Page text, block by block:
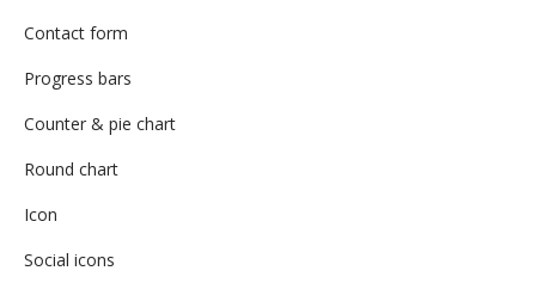
Contact form
Progress bars
Counter & pie chart
Round chart
Icon
Social icons